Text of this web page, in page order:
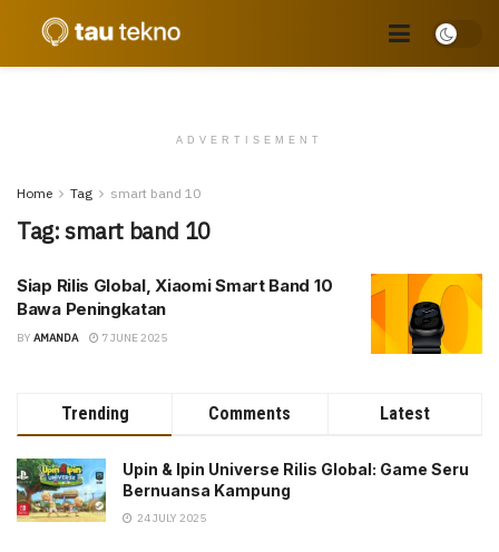
ADVERTISEMENT
Home Tag smart band 10
Tag:smart band 10
Siap Rilis Global, Xiaomi Smart Band 10
Bawa Peningkatan
BY AMANDA 7 JUNE 2025
Trending Comments Latest
Upin & Ipin Universe Rilis Global: Game Seru
Bernuansa Kampung
24 JULY 2025